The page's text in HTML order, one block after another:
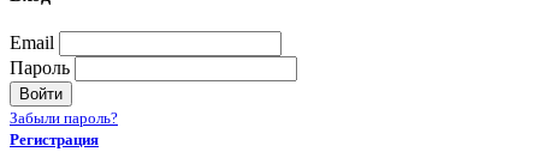
Email
Пароль
Войти
Забыли пароль?
Регистрация